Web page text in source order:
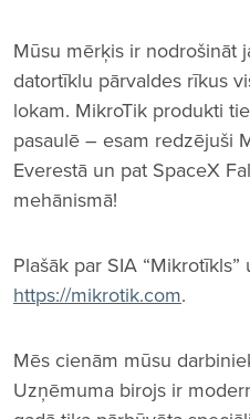
Mūsu mērķis ir nodrošināt
datortīklu pārvaldes rīkus
lokam. MikroTik produkti
pasaulē – esam redzējuši
Everestā un pat SpaceX
mehānismā!
Plašāk par SIA
https://mikrotik.com.
Mēs cienām mūsu
Uzņēmuma birojs ir